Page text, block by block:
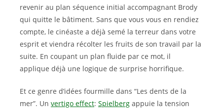
revenir au plan séquence initial accompagnant Brody
qui quitte le bâtiment. Sans que vous vous en rendiez
compte, le cinéaste a déjà semé la terreur dans votre
esprit et viendra récolter les fruits de son travail par la
suite. En coupant un plan fluide par ce mot, il
applique déjà une logique de surprise horrifique.
Et ce genre d’idées fourmille dans “Les dents de la
mer”. Un vertigo effect: Spielberg appuie la tension